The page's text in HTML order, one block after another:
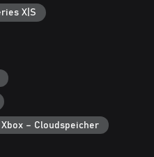
X|S
Xbox – Cloudspeicher